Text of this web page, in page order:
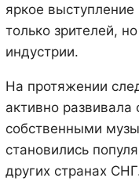
яркое
только зрителей,
индустрии.
На протяжении
активно
собственными
становились
других странах